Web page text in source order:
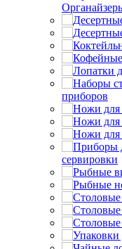
приборов
сервировки